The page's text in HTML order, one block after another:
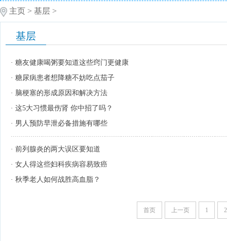
主页 > 基层 >
基层
· 糖友健康喝粥要知道这些窍门更健康
· 糖尿病患者想降糖不妨吃点茄子
· 脑梗塞的形成原因和解决方法
· 这5大习惯最伤肾 你中招了吗？
· 男人预防早泄必备措施有哪些
· 前列腺炎的两大误区要知道
· 女人得这些妇科疾病容易致癌
· 秋季老人如何战胜高血脂？
首页 上一页 1 2